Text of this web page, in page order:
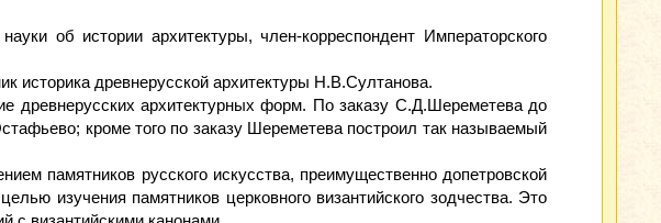
об истории архитектуры, член-корреспондент Императорского
историка древнерусской архитектуры Н.В.Султанова.
древнерусских архитектурных форм. По заказу С.Д.Шереметева до
кроме того по заказу Шереметева построил так называемый
памятников русского искусства, преимущественно допетровской
изучения памятников церковного византийского зодчества. Это